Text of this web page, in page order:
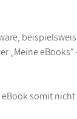
„Meine
somit